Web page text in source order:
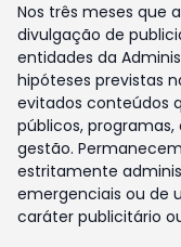
Nos três meses que
divulgação de
entidades da
hipóteses previstas
evitados conteúdos
públicos, programas,
gestão.
estritamente
emergenciais ou de
caráter publicitário